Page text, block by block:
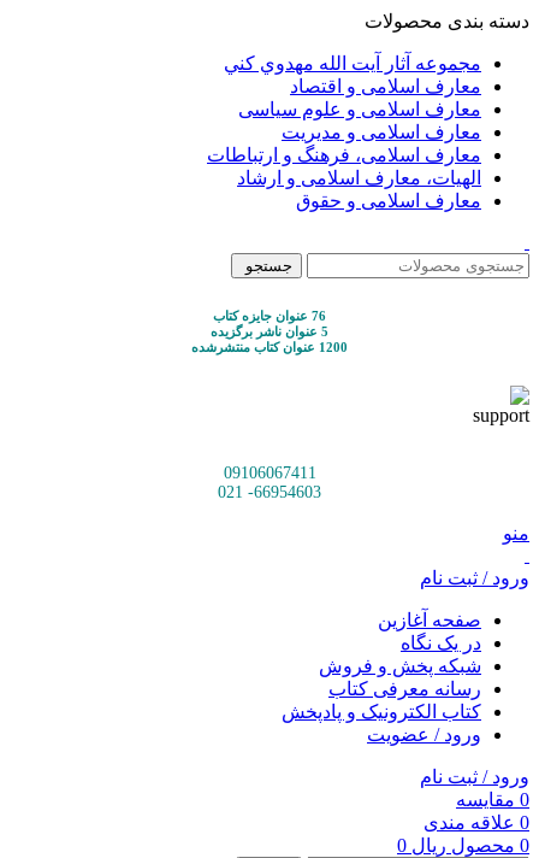
دسته بندی محصولات
مجموعه آثار آيت الله مهدوي كني
معارف اسلامی و اقتصاد
معارف اسلامی و علوم سیاسی
معارف اسلامی و مدیریت
معارف اسلامی، فرهنگ و ارتباطات
الهیات، معارف اسلامی و ارشاد
معارف اسلامی و حقوق
جستجو
76 عنوان جایزه کتاب
5 عنوان ناشر برگزیده
1200 عنوان کتاب منتشرشده
09106067411
66954603- 021
منو
ورود / ثبت نام
صفحه آغازین
در یک نگاه
شبکه پخش و فروش
رسانه معرفی کتاب
کتاب الکترونیک و پادپخش
ورود / عضویت
ورود / ثبت نام
0 مقایسه
0 علاقه مندی
0 محصول ریال